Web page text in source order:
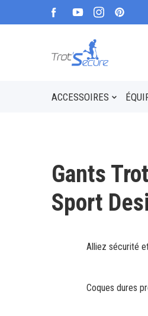
ACCESSOIRES
Gants
Sport
Alliez sécurité
Coques dures